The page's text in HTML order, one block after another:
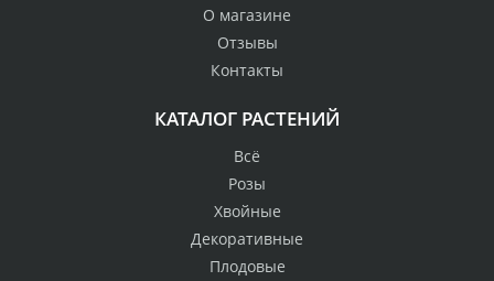
О магазине
Отзывы
Контакты
КАТАЛОГ РАСТЕНИЙ
Всё
Розы
Хвойные
Декоративные
Плодовые